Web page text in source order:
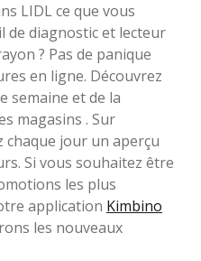
LIDL ce que vous
de diagnostic et lecteur
? Pas de panique
en ligne. Découvrez
semaine et de la
magasins . Sur
chaque jour un aperçu
Si vous souhaitez être
les plus
application Kimbino
les nouveaux